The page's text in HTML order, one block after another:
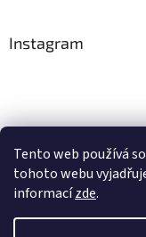
Tento web používá
tohoto webu
informacízde.
Instagram